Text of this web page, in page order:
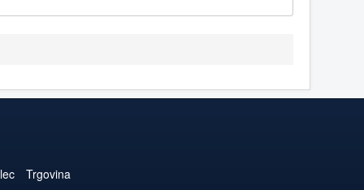
Trgovina